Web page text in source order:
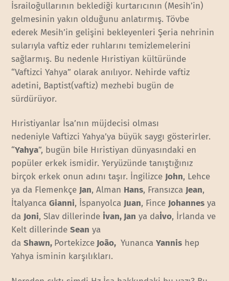
İsrailoğullarının beklediği kurtarıcının (Mesih’in)
gelmesinin yakın olduğunu anlatırmış. Tövbe
ederek Mesih’in gelişini bekleyenleri Şeria nehrinin
sularıyla vaftiz eder ruhlarını temizlemelerini
sağlarmış. Bu nedenle Hıristiyan kültüründe
“Vaftizci Yahya” olarak anılıyor. Nehirde vaftiz
adetini, Baptist(vaftiz) mezhebi bugün de
sürdürüyor.
Hıristiyanlar İsa’nın müjdecisi olması
nedeniyle Vaftizci Yahya’ya büyük saygı gösterirler.
“Yahya”, bugün bile Hıristiyan dünyasındaki en
popüler erkek ismidir. Yeryüzünde tanıştığınız
birçok erkek onun adını taşır. İngilizce John, Lehce
ya da Flemenkçe Jan, Alman Hans, Fransızca Jean,
İtalyancaGianni, İspanyolca Juan, Fince Johannes ya
da Joni, Slav dillerinde İvan, Jan ya daİvo, İrlanda ve
Kelt dillerindeSean ya
daShawn, Portekizce João, YunancaYannis hep
Yahya isminin karşılıkları.